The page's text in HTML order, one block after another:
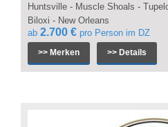
Huntsville - Muscle Shoals -
Biloxi - New Orleans
ab 2.700 € pro Person im DZ
>> Merken >> Details